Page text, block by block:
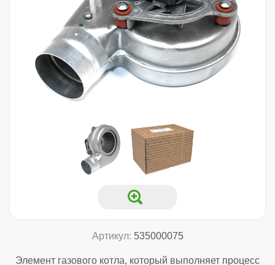
Артикул: 535000075
Элемент газового котла, который выполняет процесс